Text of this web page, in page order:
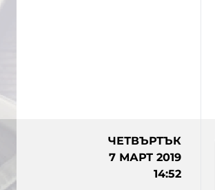
ЧЕТВЪРТЪК
7 МАРТ 2019
14:52